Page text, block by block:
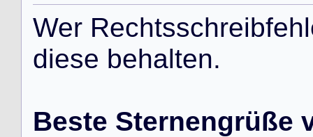
Wer Rechtsschreibfehl
diese behalten.
Beste Sternengrüße